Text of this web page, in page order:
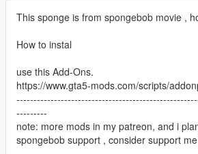
This sponge is from spongebob movie ,
How to instal
use this Add-Ons.
https://www.gta5-mods.com/scripts/
---------
note: more mods in my patreon, and i
spongebob support , consider support